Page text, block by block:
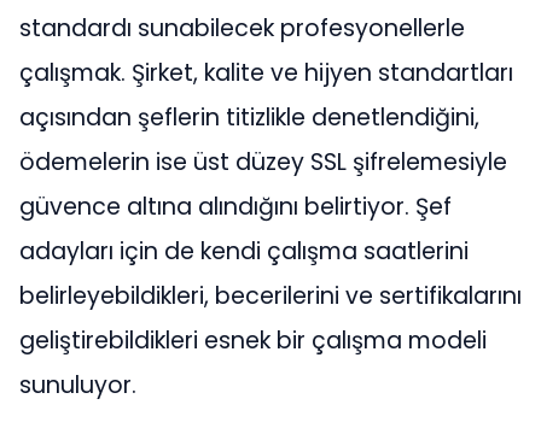
standardı sunabilecek profesyonellerle
çalışmak. Şirket, kalite ve hijyen standartları
açısından şeflerin titizlikle denetlendiğini,
ödemelerin ise üst düzey SSL şifrelemesiyle
güvence altına alındığını belirtiyor. Şef
adayları için de kendi çalışma saatlerini
belirleyebildikleri, becerilerini ve sertifikalarını
geliştirebildikleri esnek bir çalışma modeli
sunuluyor.